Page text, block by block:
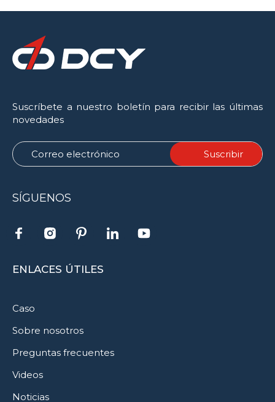
Suscríbete a nuestro boletín para recibir las últimas
novedades
SÍGUENOS
ENLACES ÚTILES
Caso
Sobre nosotros
Preguntas frecuentes
Videos
Noticias